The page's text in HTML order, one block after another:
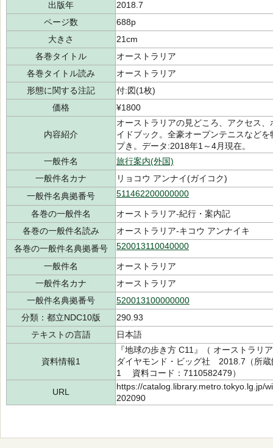
出版年
2018.7
ページ数
688p
大きさ
21cm
各巻タイトル
オーストラリア
各巻タイトル読み
オーストラリア
形態に関する注記
付:図(1枚)
価格
¥1800
内容紹介
オーストラリアの見どころ、アクセス
イドブック。全豪オープンテニスなど
プき。データ:2018年1～4月現在。
一般件名
旅行案内(外国)
一般件名カナ
リョコウ アンナイ(ガイコク)
一般件名典拠番号
511462200000000
各巻の一般件名
オーストラリア-紀行・案内記
各巻の一般件名読み
オーストラリア-キコウ アンナイキ
各巻の一般件名典拠番号
520013110040000
一般件名
オーストラリア
一般件名カナ
オーストラリア
一般件名典拠番号
520013100000000
分類：都立NDC10版
290.93
テキストの言語
日本語
資料情報1
『地球の歩き方 C11』（ オーストラ
ダイヤモンド・ビッグ社 2018.7（所
1 資料コード：7110582479）
URL
https://catalog.library.metro.tokyo.lg.jp/
202090